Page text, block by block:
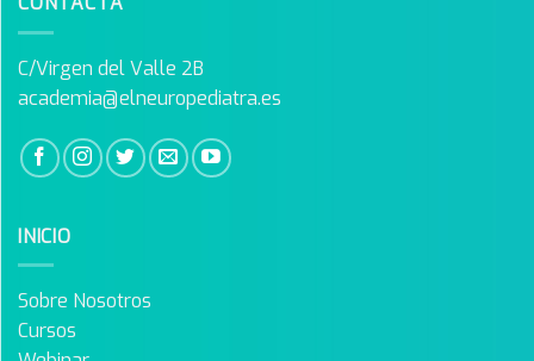
C/Virgen del Valle 2B
academia@elneuropediatra.es
INICIO
Sobre Nosotros
Cursos